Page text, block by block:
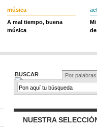
música
A mal tiempo, buena
música
BUSCAR Por palabras
NUESTRA